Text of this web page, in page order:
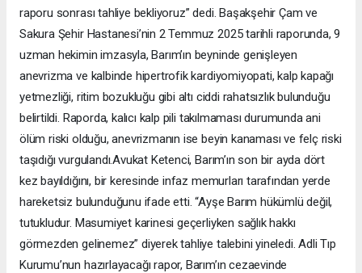
raporu sonrası tahliye bekliyoruz” dedi. Başakşehir Çam ve
Sakura Şehir Hastanesi’nin 2 Temmuz 2025 tarihli raporunda, 9
uzman hekimin imzasyla, Barım’ın beyninde genişleyen
anevrizma ve kalbinde hipertrofik kardiyomiyopati, kalp kapağı
yetmezliği, ritim bozukluğu gibi altı ciddi rahatsızlık bulunduğu
belirtildi. Raporda, kalıcı kalp pili takılmaması durumunda ani
ölüm riski olduğu, anevrizmanın ise beyin kanaması ve felç riski
taşıdığı vurgulandı.Avukat Ketenci, Barım’ın son bir ayda dört
kez bayıldığını, bir keresinde infaz memurları tarafından yerde
hareketsiz bulunduğunu ifade etti. “Ayşe Barım hükümlü değil,
tutukludur. Masumiyet karinesi geçerliyken sağlık hakkı
görmezden gelinemez” diyerek tahliye talebini yineledi. Adli Tıp
Kurumu’nun hazırlayacağı rapor, Barım’ın cezaevinde